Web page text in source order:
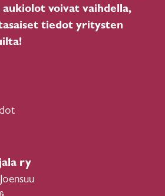
voivat vaihdella,
tiedot yritysten
ry